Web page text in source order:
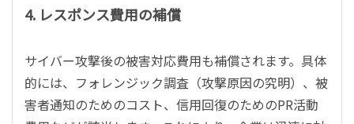
4. レスポンス費用の補償
サイバー攻撃後の被害対応費用も補償されます。具体
的には、フォレンジック調査（攻撃原因の究明）、被
害者通知のためのコスト、信用回復のためのPR活動